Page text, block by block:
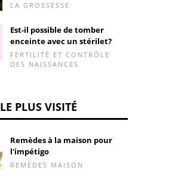
LA GROSSESSE
Est-il possible de tomber
enceinte avec un stérilet?
FERTILITÉ ET CONTRÔLE
DES NAISSANCES
LE PLUS VISITÉ
Remèdes à la maison pour
l'impétigo
REMÈDES MAISON